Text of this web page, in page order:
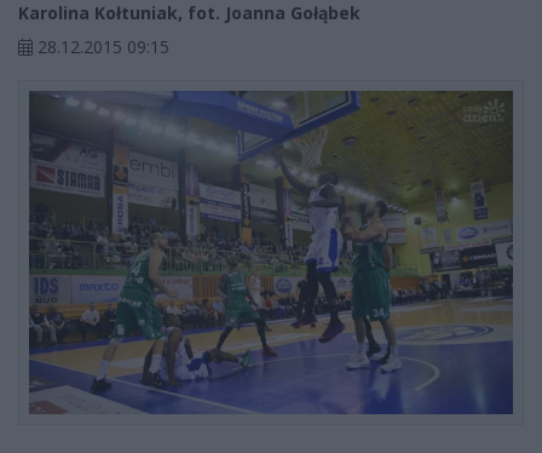
Karolina Kołtuniak, fot. Joanna Gołąbek
28.12.2015 09:15